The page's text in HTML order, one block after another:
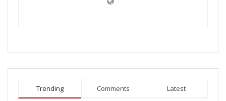
Trending Comments Latest